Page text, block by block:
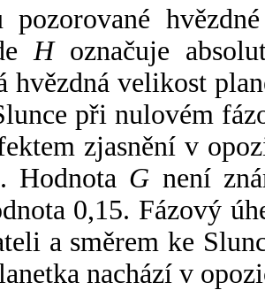
pozorované
Hoznačuje
hvězdná velikost
při nulovém
zjasnění v
Hodnota G není
0,15. Fázový
a směrem ke
nachází v